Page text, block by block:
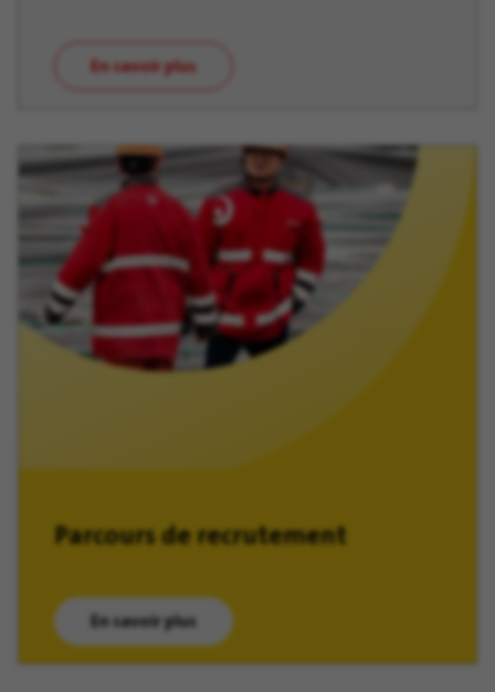
En savoir plus
Parcours de recrutement
En savoir plus
(ouvre dans une nouvelle fenêtre)